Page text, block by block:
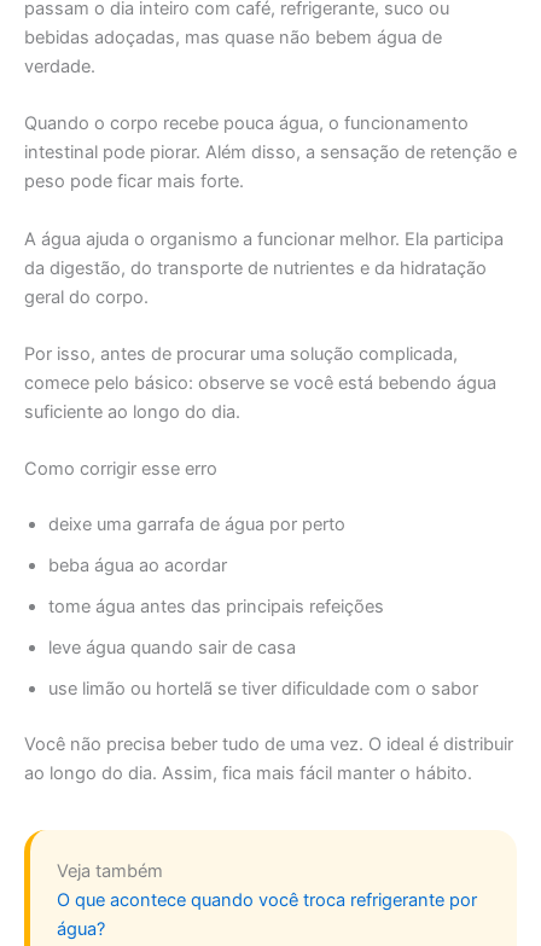
passam o dia inteiro com café, refrigerante, suco ou
bebidas adoçadas, mas quase não bebem água de
verdade.
Quando o corpo recebe pouca água, o funcionamento
intestinal pode piorar. Além disso, a sensação de retenção e
peso pode ficar mais forte.
A água ajuda o organismo a funcionar melhor. Ela participa
da digestão, do transporte de nutrientes e da hidratação
geral do corpo.
Por isso, antes de procurar uma solução complicada,
comece pelo básico: observe se você está bebendo água
suficiente ao longo do dia.
Como corrigir esse erro
deixe uma garrafa de água por perto
beba água ao acordar
tome água antes das principais refeições
leve água quando sair de casa
use limão ou hortelã se tiver dificuldade com o sabor
Você não precisa beber tudo de uma vez. O ideal é distribuir
ao longo do dia. Assim, fica mais fácil manter o hábito.
Veja também
O que acontece quando você troca refrigerante por
água?